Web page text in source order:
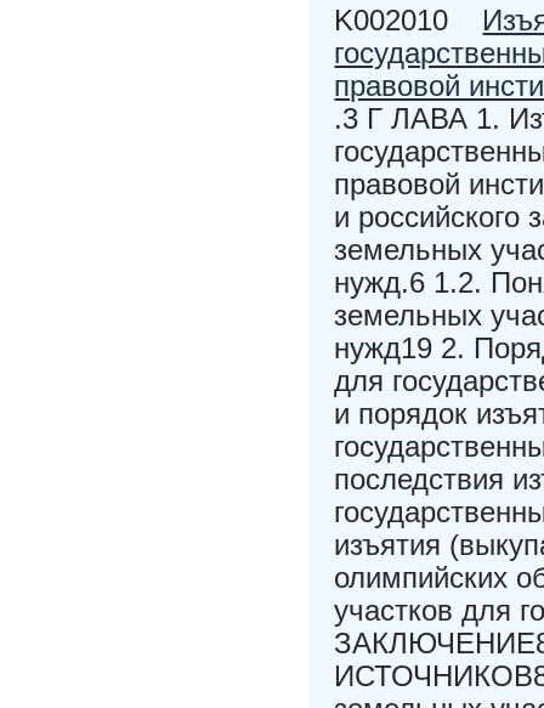
K002010
правовой
.3 Г ЛАВА 1.
правовой
и российского
земельных
нужд.6 1.2.
земельных
нужд19 2.
для
и порядок
последствия
изъятия
олимпийских
участков для